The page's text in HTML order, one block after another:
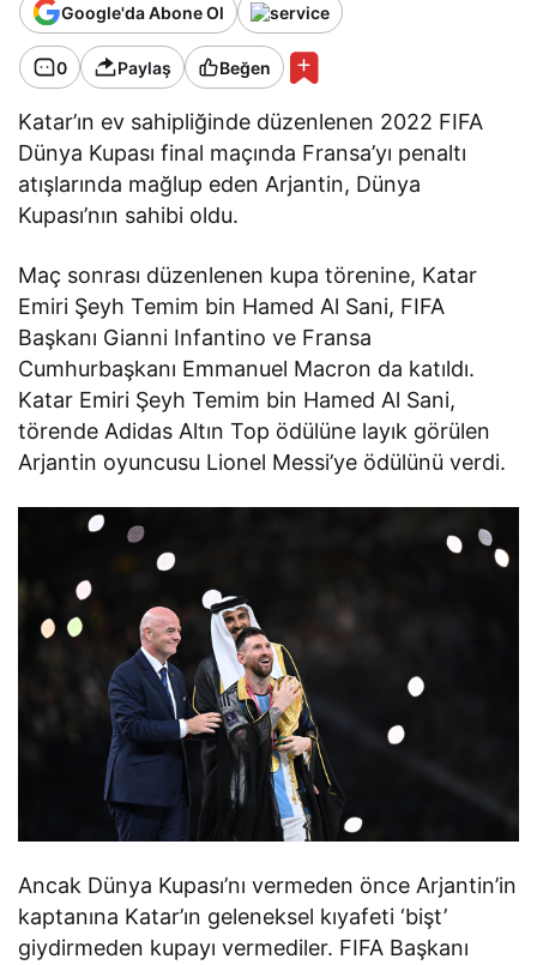
Google'da Abone Ol
0 Paylaş Beğen
Katar’ın ev sahipliğinde düzenlenen 2022 FIFA
Dünya Kupası final maçında Fransa’yı penaltı
atışlarında mağlup eden Arjantin, Dünya
Kupası’nın sahibi oldu.
Maç sonrası düzenlenen kupa törenine, Katar
Emiri Şeyh Temim bin Hamed Al Sani, FIFA
Başkanı Gianni Infantino ve Fransa
Cumhurbaşkanı Emmanuel Macron da katıldı.
Katar Emiri Şeyh Temim bin Hamed Al Sani,
törende Adidas Altın Top ödülüne layık görülen
Arjantin oyuncusu Lionel Messi’ye ödülünü verdi.
Ancak Dünya Kupası’nı vermeden önce Arjantin’in
kaptanına Katar’ın geleneksel kıyafeti ‘bişt’
giydirmeden kupayı vermediler. FIFA Başkanı